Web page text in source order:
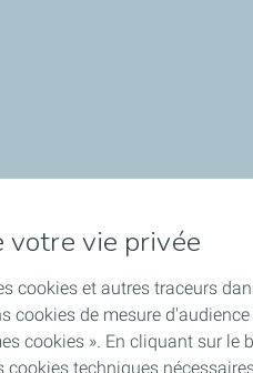
votre vie privée
cookies et autres traceurs
cookies de mesure
cookies ». En cliquant sur le
cookies techniques